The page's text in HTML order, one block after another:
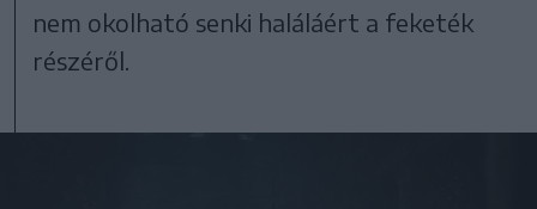
nem okolható senki haláláért a feketék
részéről.